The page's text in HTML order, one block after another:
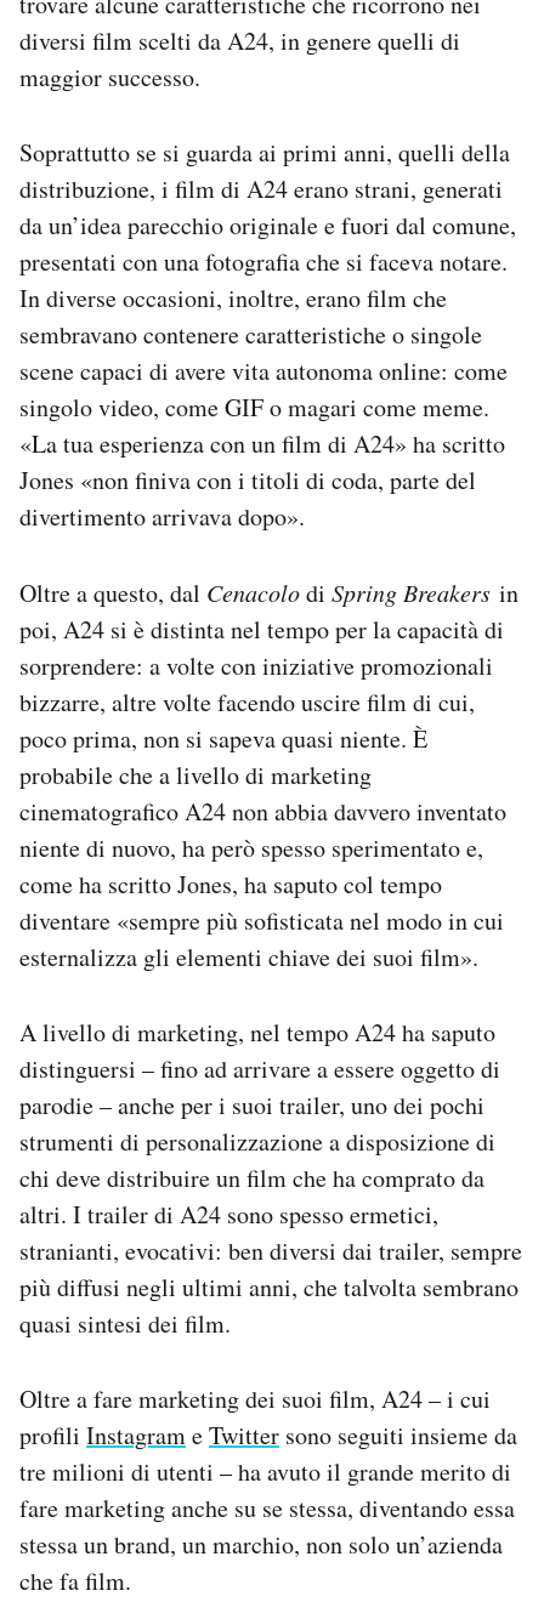
diversi film scelti da A24, in genere quelli di
maggior successo.
Soprattutto se si guarda ai primi anni, quelli della
distribuzione, i film di A24 erano strani, generati
da un’idea parecchio originale e fuori dal comune,
presentati con una fotografia che si faceva notare.
In diverse occasioni, inoltre, erano film che
sembravano contenere caratteristiche o singole
scene capaci di avere vita autonoma online: come
singolo video, come GIF o magari come meme.
«La tua esperienza con un film di A24» ha scritto
Jones «non finiva con i titoli di coda, parte del
divertimento arrivava dopo».
Oltre a questo, dal Cenacolodi Spring Breakers in
poi, A24 si è distinta nel tempo per la capacità di
sorprendere: a volte con iniziative promozionali
bizzarre, altre volte facendo uscire film di cui,
poco prima, non si sapeva quasi niente. È
probabile che a livello di marketing
cinematografico A24 non abbia davvero inventato
niente di nuovo, ha però spesso sperimentato e,
come ha scritto Jones, ha saputo col tempo
diventare «sempre più sofisticata nel modo in cui
esternalizza gli elementi chiave dei suoi film».
A livello di marketing, nel tempo A24 ha saputo
distinguersi – fino ad arrivare a essere oggetto di
parodie – anche per i suoi trailer, uno dei pochi
strumenti di personalizzazione a disposizione di
chi deve distribuire un film che ha comprato da
altri. I trailer di A24 sono spesso ermetici,
stranianti, evocativi: ben diversi dai trailer, sempre
più diffusi negli ultimi anni, che talvolta sembrano
quasi sintesi dei film.
Oltre a fare marketing dei suoi film, A24 – i cui
profili InstagrameTwitter sono seguiti insieme da
tre milioni di utenti – ha avuto il grande merito di
fare marketing anche su se stessa, diventando essa
stessa un brand, un marchio, non solo un’azienda
che fa film.